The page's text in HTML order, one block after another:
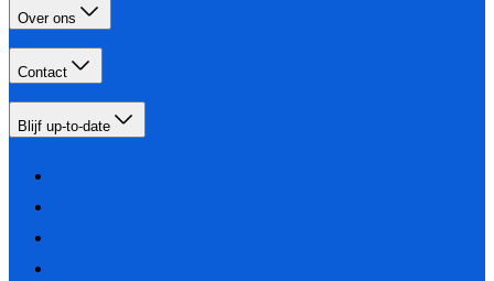
Over ons
Contact
Blijf up-to-date